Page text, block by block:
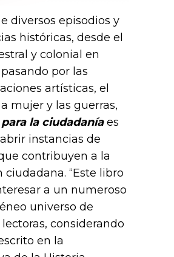
diversos episodios y
históricas, desde el
y colonial en
por las
artísticas, el
mujer y las guerras,
la ciudadaníaes
instancias de
contribuyen a la
ciudadana. “Este libro
a un numeroso
universo de
lectoras, considerando
en la